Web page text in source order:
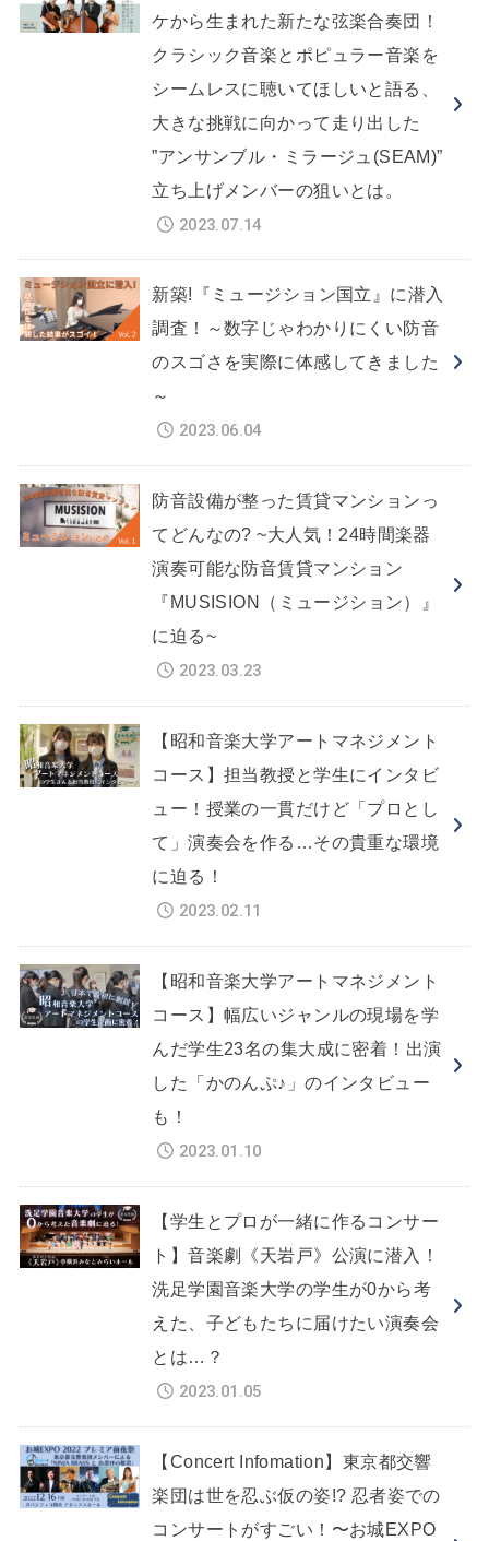
ケから生まれた新たな弦楽合奏団！
クラシック音楽とポピュラー音楽を
シームレスに聴いてほしいと語る、
大きな挑戦に向かって走り出した
”アンサンブル・ミラージュ(SEAM)”
立ち上げメンバーの狙いとは。
2023.07.14
新築!『ミュージション国立』に潜入
調査！～数字じゃわかりにくい防音
のスゴさを実際に体感してきました
～
2023.06.04
防音設備が整った賃貸マンションっ
てどんなの? ~大人気！24時間楽器
演奏可能な防音賃貸マンション
『MUSISION（ミュージション）』
に迫る~
2023.03.23
【昭和音楽大学アートマネジメント
コース】担当教授と学生にインタビ
ュー！授業の一貫だけど「プロとし
て」演奏会を作る…その貴重な環境
に迫る！
2023.02.11
【昭和音楽大学アートマネジメント
コース】幅広いジャンルの現場を学
んだ学生23名の集大成に密着！出演
した「かのんぷ♪」のインタビュー
も！
2023.01.10
【学生とプロが一緒に作るコンサー
ト】音楽劇《天岩戸》公演に潜入！
洗足学園音楽大学の学生が0から考
えた、子どもたちに届けたい演奏会
とは…？
2023.01.05
【Concert Infomation】東京都交響
楽団は世を忍ぶ仮の姿!? 忍者姿での
コンサートがすごい！〜お城EXPO